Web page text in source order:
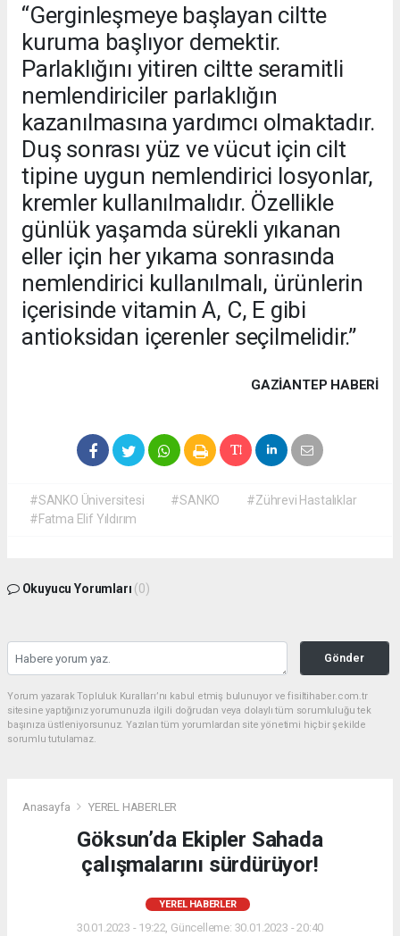
“Gerginleşmeye başlayan ciltte
kuruma başlıyor demektir.
Parlaklığını yitiren ciltte seramitli
nemlendiriciler parlaklığın
kazanılmasına yardımcı olmaktadır.
Duş sonrası yüz ve vücut için cilt
tipine uygun nemlendirici losyonlar,
kremler kullanılmalıdır. Özellikle
günlük yaşamda sürekli yıkanan
eller için her yıkama sonrasında
nemlendirici kullanılmalı, ürünlerin
içerisinde vitamin A, C, E gibi
antioksidan içerenler seçilmelidir.”
GAZIANTEP HABERİ
#SANKO Üniversitesi #SANKO
#Zührevi Hastalıklar
#Fatma Elif Yıldırım
Okuyucu Yorumları (0)
Gönder
Yorum yazarak Topluluk Kuralları’nı kabul etmiş bulunuyor ve fisiltihaber.com.tr
sitesine yaptığınız yorumunuzla ilgili doğrudan veya dolaylı tüm sorumluluğu tek
başınıza üstleniyorsunuz. Yazılan tüm yorumlardan site yönetimi hiçbir şekilde
sorumlu tutulamaz.
Anasayfa YEREL HABERLER
Göksun’da Ekipler Sahada
çalışmalarını sürdürüyor!
YEREL HABERLER
30.01.2023 - 19:22, Güncelleme: 30.01.2023 - 20:40